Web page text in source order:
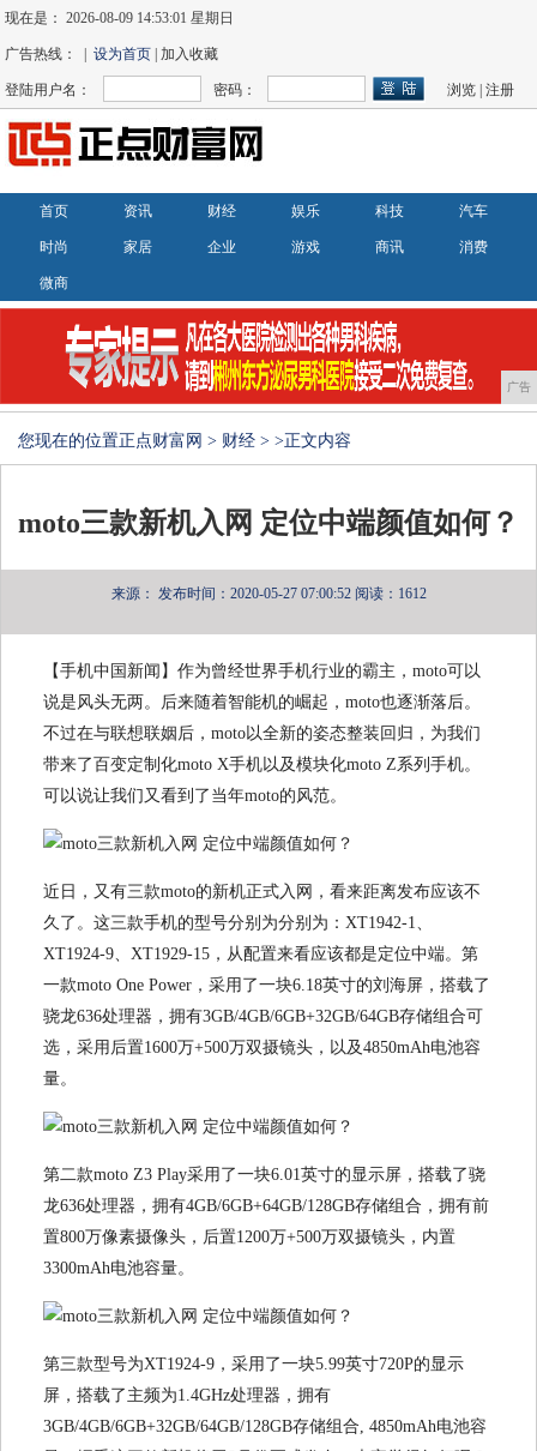
现在是：2026-08-09 14:53:01 星期日
广告热线： |设为首页 | 加入收藏
登陆用户名： 密码： 浏览 |注册
首页 资讯 财经 娱乐 科技 汽车
时尚 家居 企业 游戏 商讯 消费
微商
广告
您现在的位置正点财富网 > 财经 > >正文内容
moto三款新机入网 定位中端颜值如何？
来源： 发布时间：2020-05-27 07:00:52 阅读：1612
【手机中国新闻】作为曾经世界手机行业的霸主，moto可以
说是风头无两。后来随着智能机的崛起，moto也逐渐落后。
不过在与联想联姻后，moto以全新的姿态整装回归，为我们
带来了百变定制化moto X手机以及模块化moto Z系列手机。
可以说让我们又看到了当年moto的风范。
近日，又有三款moto的新机正式入网，看来距离发布应该不
久了。这三款手机的型号分别为分别为：XT1942-1、
XT1924-9、XT1929-15，从配置来看应该都是定位中端。第
一款moto One Power，采用了一块6.18英寸的刘海屏，搭载了
骁龙636处理器，拥有3GB/4GB/6GB+32GB/64GB存储组合可
选，采用后置1600万+500万双摄镜头，以及4850mAh电池容
量。
第二款moto Z3 Play采用了一块6.01英寸的显示屏，搭载了骁
龙636处理器，拥有4GB/6GB+64GB/128GB存储组合，拥有前
置800万像素摄像头，后置1200万+500万双摄镜头，内置
3300mAh电池容量。
第三款型号为XT1924-9，采用了一块5.99英寸720P的显示
屏，搭载了主频为1.4GHz处理器，拥有
3GB/4GB/6GB+32GB/64GB/128GB存储组合, 4850mAh电池容